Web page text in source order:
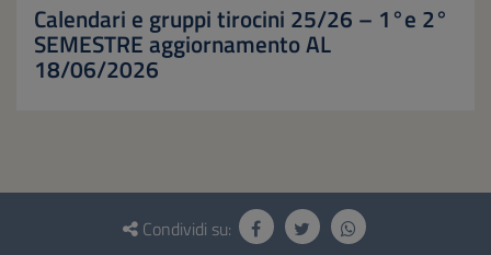
Calendari e gruppi tirocini 25/26 – 1°e 2°
SEMESTRE aggiornamento AL
18/06/2026
Questionario
Condividi su: